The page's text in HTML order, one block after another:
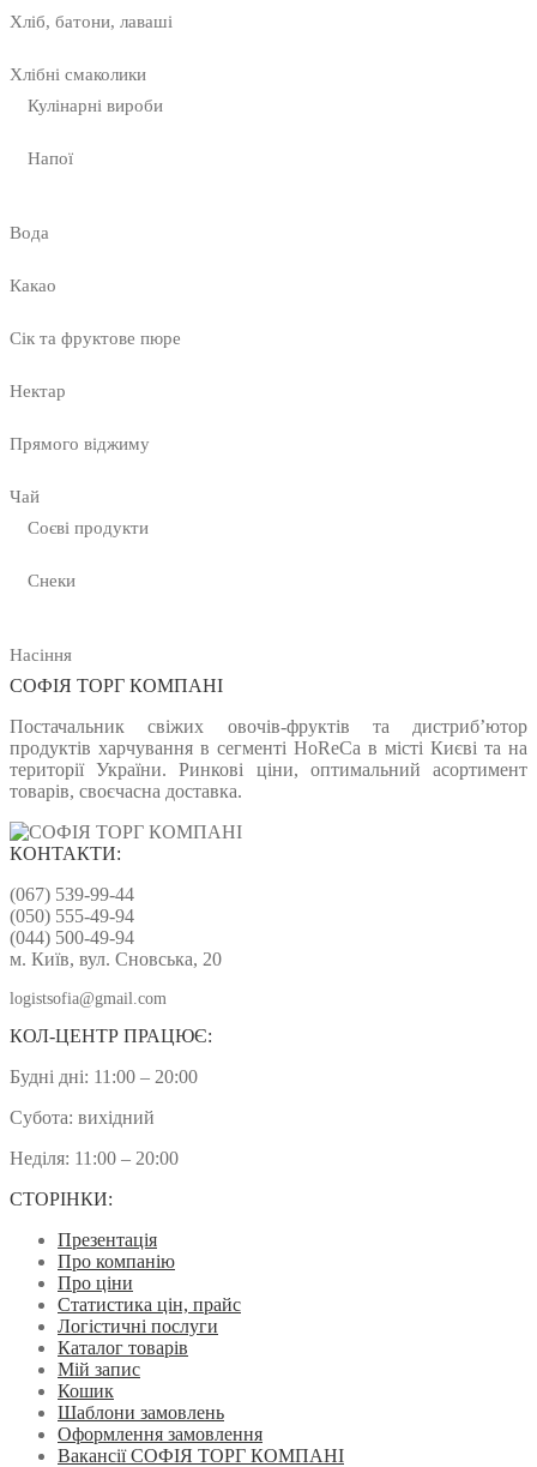
Хліб, батони, лаваші
Хлібні смаколики
Кулінарні вироби
Напої
Вода
Какао
Сік та фруктове пюре
Нектар
Прямого віджиму
Чай
Соєві продукти
Снеки
Насіння
СОФІЯ ТОРГ КОМПАНІ
Постачальник свіжих овочів-фруктів та дистриб’ютор
продуктів харчування в сегменті HoReCa в місті Києві та на
території України. Ринкові ціни, оптимальний асортимент
товарів, своєчасна доставка.
КОНТАКТИ:
(067) 539-99-44
(050) 555-49-94
(044) 500-49-94
м. Київ, вул. Сновська, 20
logistsofia@gmail.com
КОЛ-ЦЕНТР ПРАЦЮЄ:
Будні дні: 11:00 – 20:00
Субота: вихідний
Неділя: 11:00 – 20:00
СТОРІНКИ:
Презентація
Про компанію
Про ціни
Статистика цін, прайс
Логістичні послуги
Каталог товарів
Мій запис
Кошик
Шаблони замовлень
Оформлення замовлення
Вакансії СОФІЯ ТОРГ КОМПАНІ